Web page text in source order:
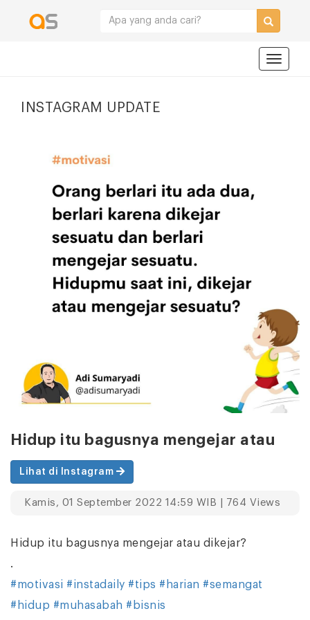
INSTAGRAM UPDATE
Hidup itu bagusnya mengejar atau
Lihat di Instagram
Kamis, 01 September 2022 14:59 WIB | 764 Views
Hidup itu bagusnya mengejar atau dikejar?
.
#motivasi #instadaily #tips #harian #semangat
#hidup #muhasabah #bisnis